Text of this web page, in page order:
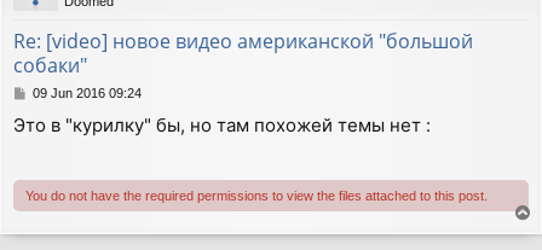
Re: [video] новое видео американской "большой
собаки"
P
s
09 Jun 2016 09:24
Это в "курилку" бы, но там похожей темы нет :
You do not have the required permissions to view the files attached to this post.
o